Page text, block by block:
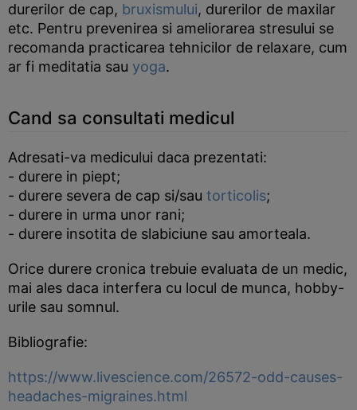
durerilor de cap, bruxismului, durerilor de maxilar
etc. Pentru prevenirea si ameliorarea stresului se
recomanda practicarea tehnicilor de relaxare, cum
ar fi meditatia sau yoga.
Cand sa consultati medicul
Adresati-va medicului daca prezentati:
- durere in piept;
- durere severa de cap si/sau torticolis;
- durere in urma unor rani;
- durere insotita de slabiciune sau amorteala.
Orice durere cronica trebuie evaluata de un medic,
mai ales daca interfera cu locul de munca, hobby-
urile sau somnul.
Bibliografie:
https://www.livescience.com/26572-odd-causes-
headaches-migraines.html